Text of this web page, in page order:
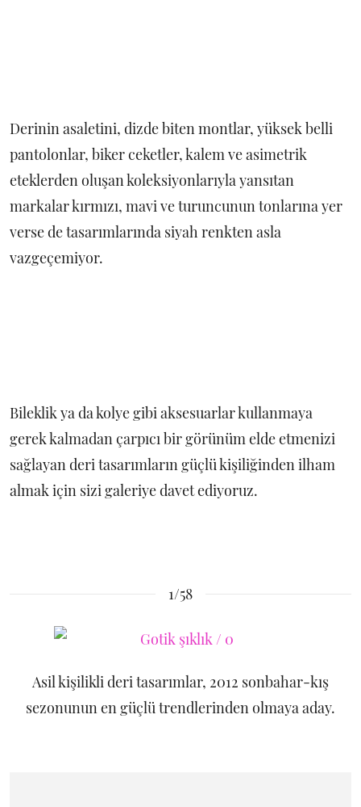
Derinin asaletini, dizde biten montlar, yüksek belli
pantolonlar, biker ceketler, kalem ve asimetrik
eteklerden oluşan koleksiyonlarıyla yansıtan
markalar kırmızı, mavi ve turuncunun tonlarına yer
verse de tasarımlarında siyah renkten asla
vazgeçemiyor.
Bileklik ya da kolye gibi aksesuarlar kullanmaya
gerek kalmadan çarpıcı bir görünüm elde etmenizi
sağlayan deri tasarımların güçlü kişiliğinden ilham
almak için sizi galeriye davet ediyoruz.
1/58
Asil kişilikli deri tasarımlar, 2012 sonbahar-kış
sezonunun en güçlü trendlerinden olmaya aday.